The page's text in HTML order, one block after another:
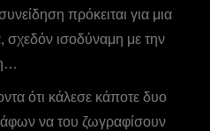
πρόκειται για μια
σχεδόν ισοδύναμη με την
ότι κάλεσε κάποτε δυο
να του ζωγραφίσουν